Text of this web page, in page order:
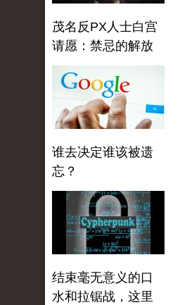
茂名反PX人士白宫
请愿：禁忌的解放
谁去决定谁该被遗
忘？
结束毫无意义的口
水和拉锯战，这里